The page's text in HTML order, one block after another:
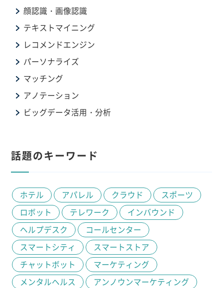
顔認識・画像認識
テキストマイニング
レコメンドエンジン
パーソナライズ
マッチング
アノテーション
ビッグデータ活用・分析
話題のキーワード
ホテル アパレル クラウド
スポーツ
ロボット
テレワーク
インバウンド
ヘルプデスク
コールセンター
スマートシティ
スマートストア
チャットボット
マーケティング
メンタルヘルス
アンノウンマーケティング